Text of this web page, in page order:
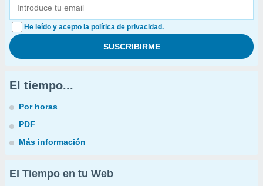
He leído y acepto la política de privacidad.
El tiempo...
Por horas
PDF
Más información
El Tiempo en tu Web